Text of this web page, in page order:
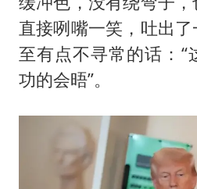
直接咧嘴一笑，吐出
至有点不寻常的话：“
功的会晤”。